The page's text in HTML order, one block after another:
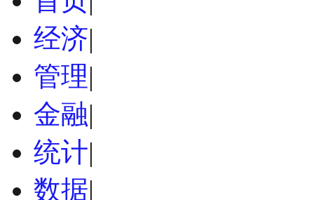
经济|
管理|
金融|
统计|
数据|